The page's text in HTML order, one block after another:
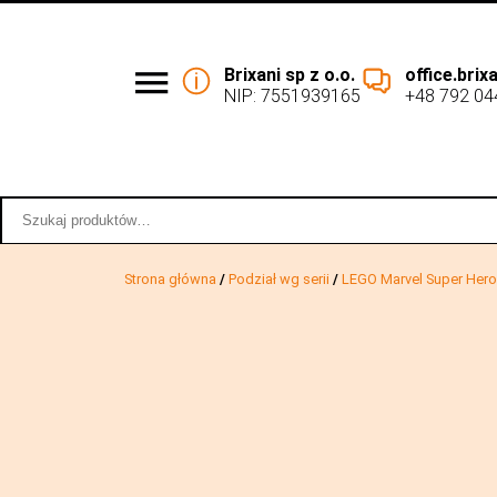
Brixani sp z o.o.
NIP: 7551939165
+48 792
Strona główna / Podział wg serii / LEGO Marvel Super